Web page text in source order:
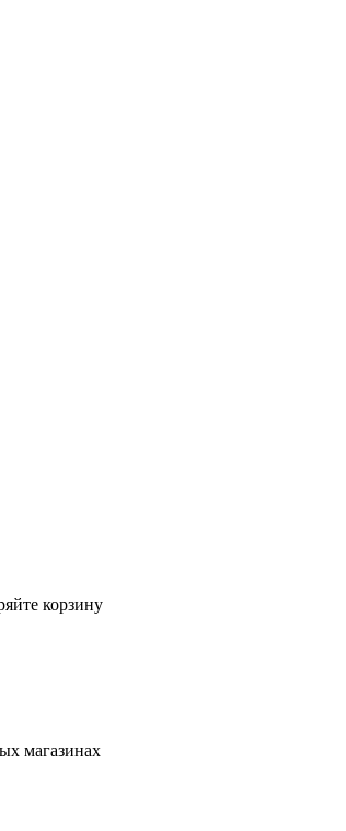
корзину
магазинах